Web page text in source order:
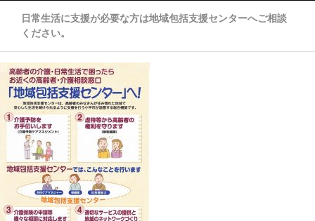
日常生活に支援が必要な方は地域包括支援センターへご相談
ください。